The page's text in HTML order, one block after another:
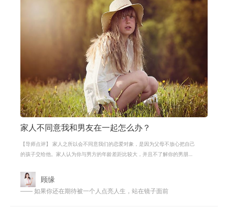
家人不同意我和男友在一起怎么办？
【导师点评】 家人之所以会不同意我们的恋爱对象，是因为父母不放心把自己
的孩子交给他。家人认为你与男方的年龄差距比较大，并且不了解你的男朋
顾缘
—— 如果你还在期待被一个人点亮人生，站在镜子面前